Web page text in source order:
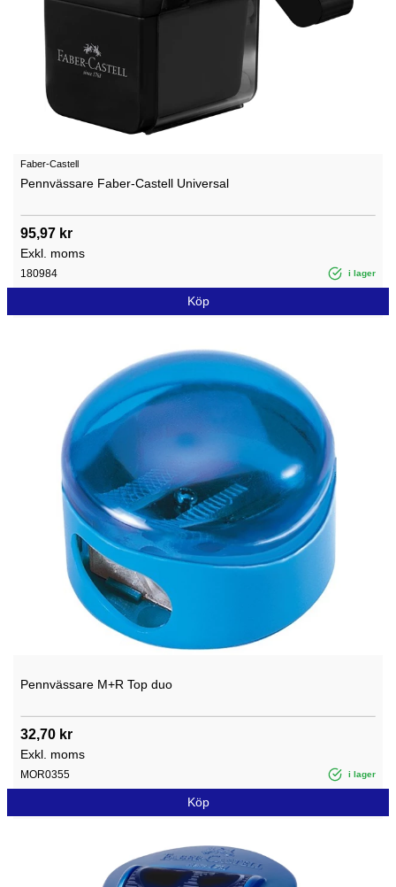
Faber-Castell
Pennvässare Faber-Castell Universal
95,97 kr
Exkl. moms
180984 i lager
Köp
Pennvässare M+R Top duo
32,70 kr
Exkl. moms
MOR0355 i lager
Köp